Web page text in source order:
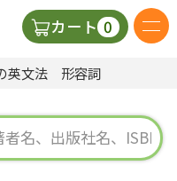
カート 0
日本語の教科書
視聴覚・補助教材
英文法 形容詞